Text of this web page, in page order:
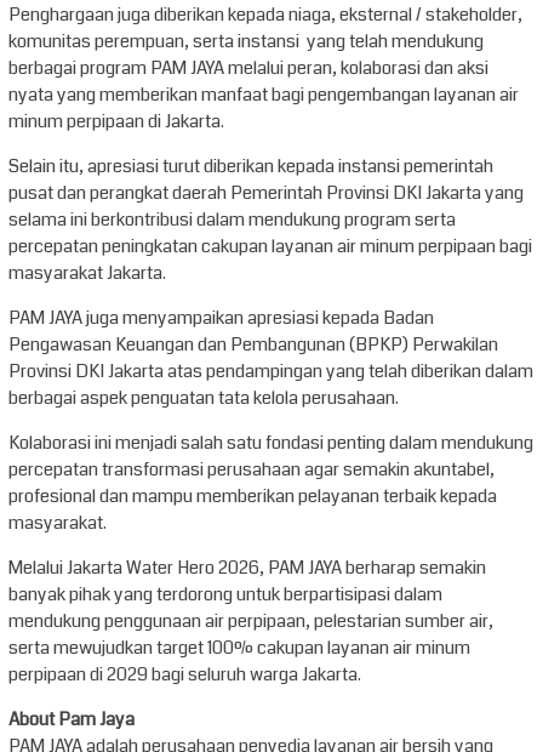
Penghargaan juga diberikan kepada niaga, eksternal / stakeholder,
komunitas perempuan, serta instansi yang telah mendukung
berbagai program PAM JAYA melalui peran, kolaborasi dan aksi
nyata yang memberikan manfaat bagi pengembangan layanan air
minum perpipaan di Jakarta.
Selain itu, apresiasi turut diberikan kepada instansi pemerintah
pusat dan perangkat daerah Pemerintah Provinsi DKI Jakarta yang
selama ini berkontribusi dalam mendukung program serta
percepatan peningkatan cakupan layanan air minum perpipaan bagi
masyarakat Jakarta.
PAM JAYA juga menyampaikan apresiasi kepada Badan
Pengawasan Keuangan dan Pembangunan (BPKP) Perwakilan
Provinsi DKI Jakarta atas pendampingan yang telah diberikan dalam
berbagai aspek penguatan tata kelola perusahaan.
Kolaborasi ini menjadi salah satu fondasi penting dalam mendukung
percepatan transformasi perusahaan agar semakin akuntabel,
profesional dan mampu memberikan pelayanan terbaik kepada
masyarakat.
Melalui Jakarta Water Hero 2026, PAM JAYA berharap semakin
banyak pihak yang terdorong untuk berpartisipasi dalam
mendukung penggunaan air perpipaan, pelestarian sumber air,
serta mewujudkan target 100% cakupan layanan air minum
perpipaan di 2029 bagi seluruh warga Jakarta.
About Pam Jaya
PAM JAYA adalah perusahaan penyedia layanan air bersih yang